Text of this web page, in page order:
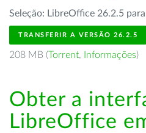
Seleção: LibreOffice 26.2.5
TRANSFERIR A VERSÃO 26.2.5
208 MB (Torrent, Informações)
Obter a
LibreOffice